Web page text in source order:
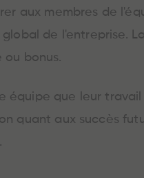
aux membres de
de l'entreprise.
bonus.
équipe que leur
quant aux succès